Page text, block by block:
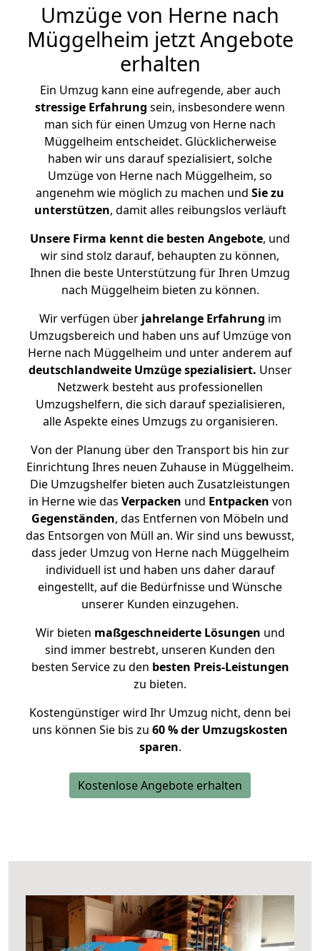
Umzüge von Herne nach
Müggelheim jetzt Angebote
erhalten
Ein Umzug kann eine aufregende, aber auch
stressige Erfahrung sein, insbesondere wenn
man sich für einen Umzug von Herne nach
Müggelheim entscheidet. Glücklicherweise
haben wir uns darauf spezialisiert, solche
Umzüge von Herne nach Müggelheim, so
angenehm wie möglich zu machen und Sie zu
unterstützen, damit alles reibungslos verläuft
Unsere Firma kennt die besten Angebote, und
wir sind stolz darauf, behaupten zu können,
Ihnen die beste Unterstützung für Ihren Umzug
nach Müggelheim bieten zu können.
Wir verfügen überjahrelange Erfahrung im
Umzugsbereich und haben uns auf Umzüge von
Herne nach Müggelheim und unter anderem auf
deutschlandweite Umzüge spezialisiert. Unser
Netzwerk besteht aus professionellen
Umzugshelfern, die sich darauf spezialisieren,
alle Aspekte eines Umzugs zu organisieren.
Von der Planung über den Transport bis hin zur
Einrichtung Ihres neuen Zuhause in Müggelheim.
Die Umzugshelfer bieten auch Zusatzleistungen
in Herne wie das Verpacken und Entpacken von
Gegenständen, das Entfernen von Möbeln und
das Entsorgen von Müll an. Wir sind uns bewusst,
dass jeder Umzug von Herne nach Müggelheim
individuell ist und haben uns daher darauf
eingestellt, auf die Bedürfnisse und Wünsche
unserer Kunden einzugehen.
Wir bieten maßgeschneiderte Lösungen und
sind immer bestrebt, unseren Kunden den
besten Service zu den besten Preis-Leistungen
zu bieten.
Kostengünstiger wird Ihr Umzug nicht, denn bei
uns können Sie bis zu 60 % der Umzugskosten
sparen.
Kostenlose Angebote erhalten